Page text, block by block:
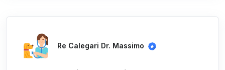
Re Calegari Dr. Massimo